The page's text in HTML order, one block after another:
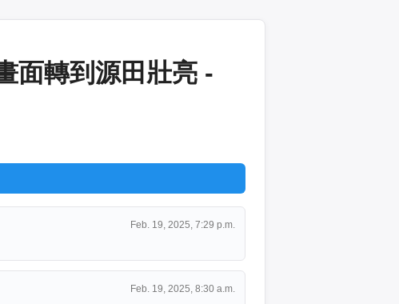
面轉到源田壯亮 -
Feb. 19, 2025, 7:29 p.m.
Feb. 19, 2025, 8:30 a.m.